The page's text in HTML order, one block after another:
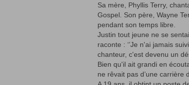
Sa mère, Phyllis Terry,
Gospel. Son père, Wayne
pendant son temps libre.
Justin tout jeune ne se
raconte : ‘’Je n'ai jamais
chanteur, c'est devenu un
Bien qu'il ait grandi en
ne rêvait pas d’une carrière